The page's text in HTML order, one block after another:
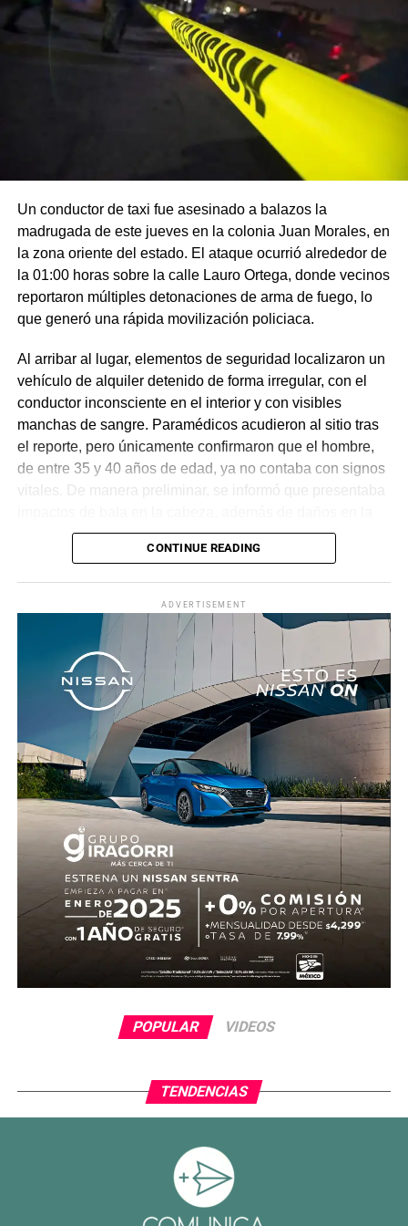
Un conductor de taxi fue asesinado a balazos la
madrugada de este jueves en la colonia Juan Morales, en
la zona oriente del estado. El ataque ocurrió alrededor de
la 01:00 horas sobre la calle Lauro Ortega, donde vecinos
reportaron múltiples detonaciones de arma de fuego, lo
que generó una rápida movilización policiaca.
Al arribar al lugar, elementos de seguridad localizaron un
vehículo de alquiler detenido de forma irregular, con el
conductor inconsciente en el interior y con visibles
manchas de sangre. Paramédicos acudieron al sitio tras
el reporte, pero únicamente confirmaron que el hombre,
de entre 35 y 40 años de edad, ya no contaba con signos
vitales. De manera preliminar, se informó que presentaba
puerta del lado del conductor.
realizaron las diligencias correspondientes y el
levantamiento del cuerpo. Hasta el momento no se
cuenta con información sobre los agresores, y el cadáver
fue trasladado al Servicio Médico Forense en espera de
ser identificado, en tanto continúan las investigaciones.
CONTINUE READING
ADVERTISEMENT
POPULAR VIDEOS
TENDENCIAS